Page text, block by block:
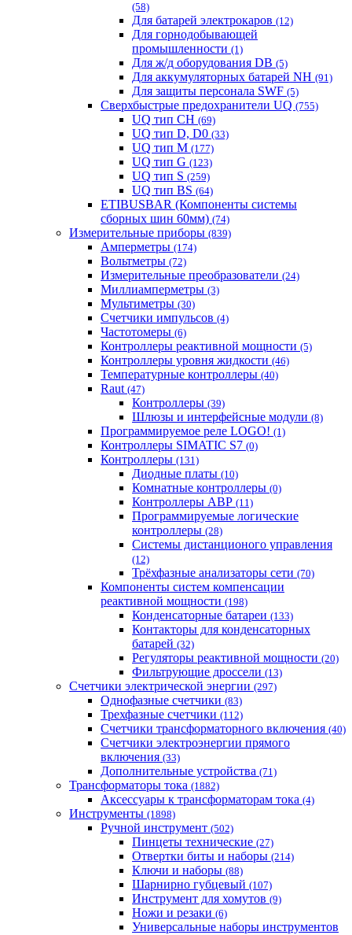
(58)
Для батарей электрокаров (12)
Для горнодобывающей
промышленности (1)
Для ж/д оборудования DB (5)
Для аккумуляторных батарей NH (91)
Для защиты персонала SWF (5)
Сверхбыстрые предохранители UQ (755)
UQ тип CH (69)
UQ тип D, D0 (33)
UQ тип M (177)
UQ тип G (123)
UQ тип S (259)
UQ тип BS (64)
ETIBUSBAR (Компоненты системы
сборных шин 60мм) (74)
Измерительные приборы (839)
Амперметры (174)
Вольтметры (72)
Измерительные преобразователи (24)
Миллиамперметры (3)
Мультиметры (30)
Счетчики импульсов (4)
Частотомеры (6)
Контроллеры реактивной мощности (5)
Контроллеры уровня жидкости (46)
Температурные контроллеры (40)
Raut (47)
Контроллеры (39)
Шлюзы и интерфейсные модули (8)
Программируемое реле LOGO! (1)
Контроллеры SIMATIC S7 (0)
Контроллеры (131)
Диодные платы (10)
Комнатные контроллеры (0)
Контроллеры АВР (11)
Программируемые логические
контроллеры (28)
Системы дистанционого управления
(12)
Трёхфазные анализаторы сети (70)
Компоненты систем компенсации
реактивной мощности (198)
Конденсаторные батареи (133)
Контакторы для конденсаторных
батарей (32)
Регуляторы реактивной мощности (20)
Фильтрующие дроссели (13)
Счетчики электрической энергии (297)
Однофазные счетчики (83)
Трехфазные счетчики (112)
Счетчики трансформаторного включения (40)
Счетчики электроэнергии прямого
включения (33)
Дополнительные устройства (71)
Трансформаторы тока (1882)
Аксессуары к трансформаторам тока (4)
Инструменты (1898)
Ручной инструмент (502)
Пинцеты технические (27)
Отвертки биты и наборы (214)
Ключи и наборы (88)
Шарнирно губцевый (107)
Инструмент для хомутов (9)
Ножи и резаки (6)
Универсальные наборы инструментов